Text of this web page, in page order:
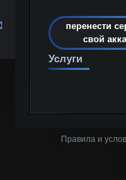
перенести
свой
Услуги
Правила и